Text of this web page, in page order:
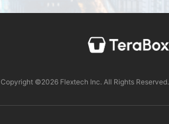
Copyright ©2026 Flextech Inc. All Rights Reserved.